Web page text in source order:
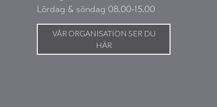
Lördag & söndag 08.00-15.00
VÅR ORGANISATION SER DU
HÄR